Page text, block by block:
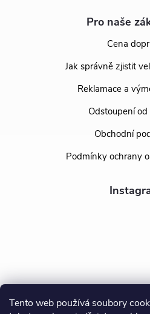
Tento web používá soubory
Pro naše
Cena
Jak správně zjistit
Reklamace a
Odstoupení
Obchodní
Podmínky ochrany